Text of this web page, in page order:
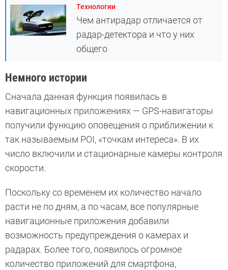
Технологии
Чем антирадар отличается от
радар-детектора и что у них
общего
Немного истории
Сначала данная функция появилась в
навигационных приложениях — GPS-навигаторы
получили функцию оповещения о приближении к
так называемым POI, «точкам интереса». В их
число включили и стационарные камеры контроля
скорости.
Поскольку со временем их количество начало
расти не по дням, а по часам, все популярные
навигационные приложения добавили
возможность предупреждения о камерах и
радарах. Более того, появилось огромное
количество приложений для смартфона,